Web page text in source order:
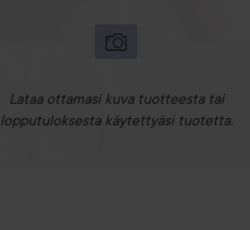
Lataa ottamasi kuva tuotteesta tai
lopputuloksesta käytettyäsi tuotetta.